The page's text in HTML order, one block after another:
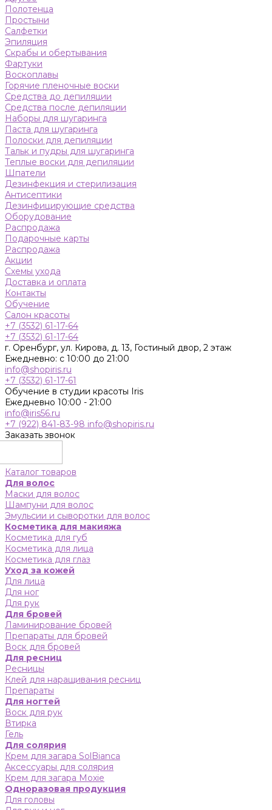
Полотенца
Простыни
Салфетки
Эпиляция
Скрабы и обертывания
Фартуки
Воскоплавы
Горячие пленочные воски
Средства до депиляции
Средства после депиляции
Наборы для шугаринга
Паста для шугаринга
Полоски для депиляции
Тальк и пудры для шугаринга
Теплые воски для депиляции
Шпатели
Дезинфекция и стерилизация
Антисептики
Дезинфицирующие средства
Оборудование
Распродажа
Подарочные карты
Распродажа
Акции
Схемы ухода
Доставка и оплата
Контакты
Обучение
Салон красоты
+7 (3532) 61-17-64
+7 (3532) 61-17-64
г. Оренбург, ул. Кирова, д. 13, Гостиный двор, 2 этаж
Ежедневно: с 10:00 до 21:00
info@shopiris.ru
+7 (3532) 61-17-61
Обучение в студии красоты Iris
Ежедневно 10:00 - 21:00
info@iris56.ru
+7 (922) 841-83-98 info@shopiris.ru
Заказать звонок
Каталог товаров
Для волос
Маски для волос
Шампуни для волос
Эмульсии и сыворотки для волос
Косметика для макияжа
Косметика для губ
Косметика для лица
Косметика для глаз
Уход за кожей
Для лица
Для ног
Для рук
Для бровей
Ламинирование бровей
Препараты для бровей
Воск для бровей
Для ресниц
Ресницы
Клей для наращивания ресниц
Препараты
Для ногтей
Воск для рук
Втирка
Гель
Для солярия
Крем для загара SolBianca
Аксессуары для солярия
Крем для загара Moxie
Одноразовая продукция
Для головы